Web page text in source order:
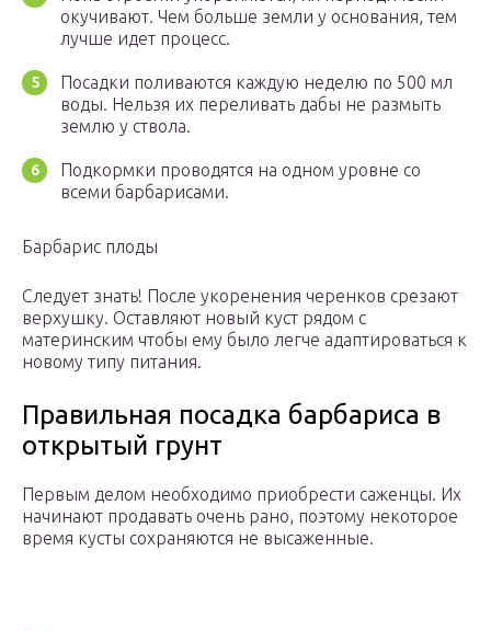
окучивают. Чем больше земли у основания, тем
лучше идет процесс.
Посадки поливаются каждую неделю по 500 мл
воды. Нельзя их переливать дабы не размыть
землю у ствола.
Подкормки проводятся на одном уровне со
всеми барбарисами.
Барбарис плоды
Следует знать! После укоренения черенков срезают
верхушку. Оставляют новый куст рядом с
материнским чтобы ему было легче адаптироваться к
новому типу питания.
Правильная посадка барбариса в
открытый грунт
Первым делом необходимо приобрести саженцы. Их
начинают продавать очень рано, поэтому некоторое
время кусты сохраняются не высаженные.